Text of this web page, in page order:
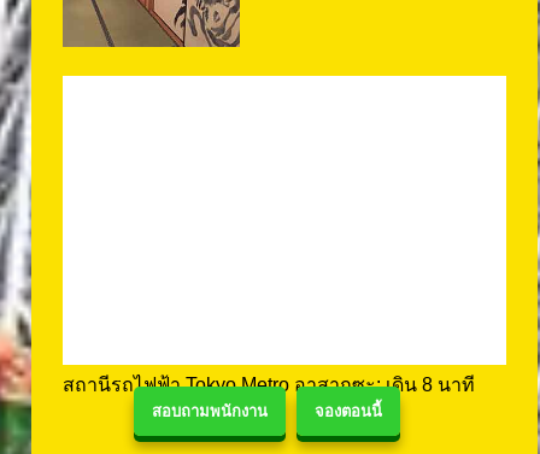
สอบถามพนักงาน จองตอนนี้
สถานีรถไฟฟ้า Tokyo Metro อาสากุซะ: เดิน 8 นาที